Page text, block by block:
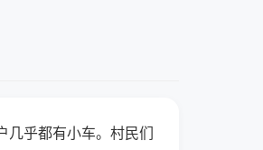
几乎都有小车。村民们